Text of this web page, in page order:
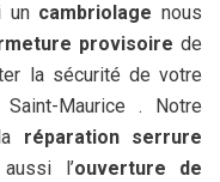
un cambriolage nous
provisoire de
la sécurité de votre
Maurice . Notre
réparation serrure
l’ouverture de